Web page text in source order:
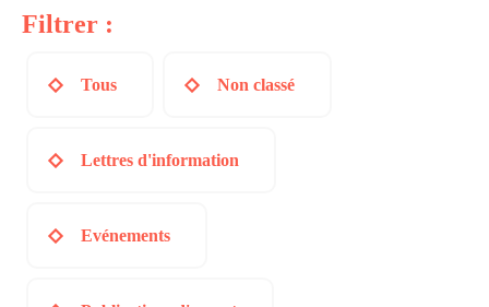
Filtrer :
Tous Non classé
Lettres d'information
Evénements